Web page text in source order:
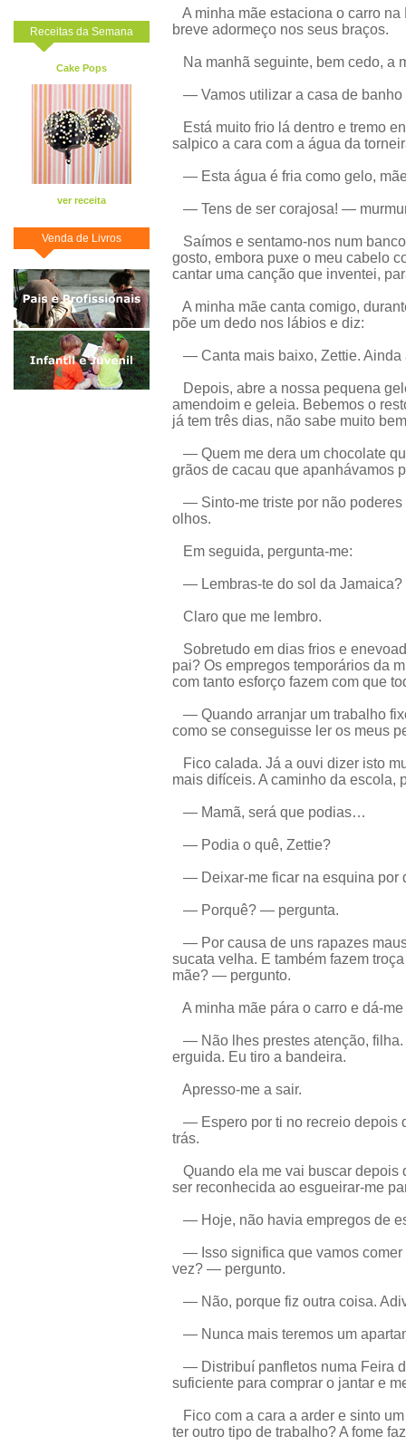
Receitas da Semana
Cake Pops
ver receita
Venda de Livros
A minha mãe estaciona o carro
breve adormeço nos seus braços.
Na manhã seguinte, bem cedo, a
— Vamos utilizar a casa de banho
Está muito frio lá dentro e tremo
salpico a cara com a água da
— Esta água é fria como gelo,
— Tens de ser corajosa! —
Saímos e sentamo-nos num
gosto, embora puxe o meu cabelo
cantar uma canção que inventei,
A minha mãe canta comigo,
põe um dedo nos lábios e diz:
— Canta mais baixo, Zettie. Ainda
Depois, abre a nossa pequena
amendoim e geleia. Bebemos o
já tem três dias, não sabe muito
— Quem me dera um chocolate
grãos de cacau que apanhávamos
— Sinto-me triste por não
olhos.
Em seguida, pergunta-me:
— Lembras-te do sol da Jamaica?
Claro que me lembro.
Sobretudo em dias frios e
pai? Os empregos temporários da
com tanto esforço fazem com que
— Quando arranjar um trabalho
como se conseguisse ler os meus
Fico calada. Já a ouvi dizer isto
mais difíceis. A caminho da escola,
— Mamã, será que podias…
— Podia o quê, Zettie?
— Deixar-me ficar na esquina por
— Porquê? — pergunta.
— Por causa de uns rapazes
sucata velha. E também fazem
mãe? — pergunto.
A minha mãe pára o carro e dá-
— Não lhes prestes atenção, filha.
erguida. Eu tiro a bandeira.
Apresso-me a sair.
— Espero por ti no recreio depois
trás.
Quando ela me vai buscar depois
ser reconhecida ao esgueirar-me
— Hoje, não havia empregos de
— Isso significa que vamos comer
vez? — pergunto.
— Não, porque fiz outra coisa.
— Nunca mais teremos um
— Distribuí panfletos numa Feira
suficiente para comprar o jantar e
Fico com a cara a arder e sinto
ter outro tipo de trabalho? A fome